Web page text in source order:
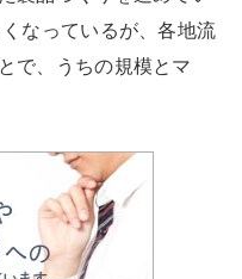
なっているが、各地流
で、うちの規模とマ